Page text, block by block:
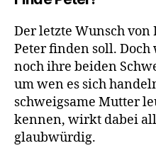
Der letzte Wunsch von
Peter finden soll. Doch
noch ihre beiden
um wen es sich
schweigsame Mutter
kennen, wirkt dabei
glaubwürdig.